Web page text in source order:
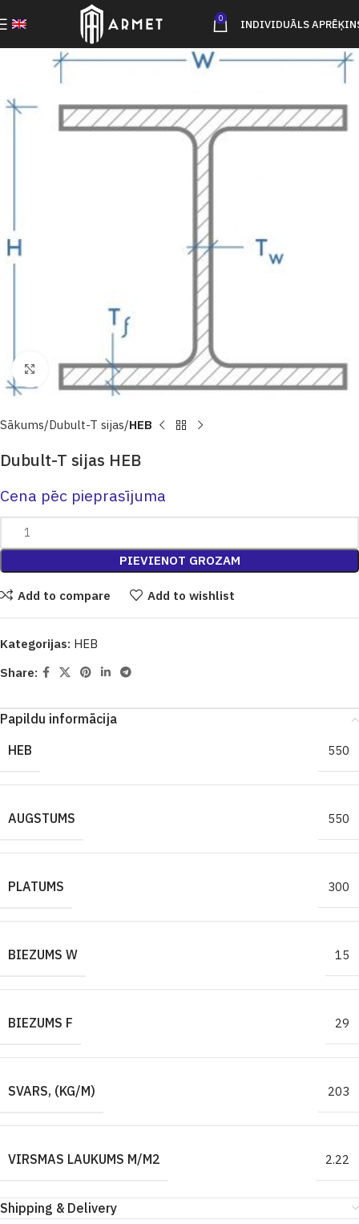
0 INDIVIDUĀLS
Click to enlarge
Sākums Dubult-T sijas HEB
Dubult-T sijas HEB
Cena pēc pieprasījuma
PIEVIENOT GROZAM
Add to compare Add to wishlist
Kategorijas: HEB
Share:
Papildu informācija
HEB
550
AUGSTUMS 550
PLATUMS 300
BIEZUMS W 15
BIEZUMS F 29
SVARS, (KG/M) 203
VIRSMAS LAUKUMS M/M2 2.22
Shipping & Delivery